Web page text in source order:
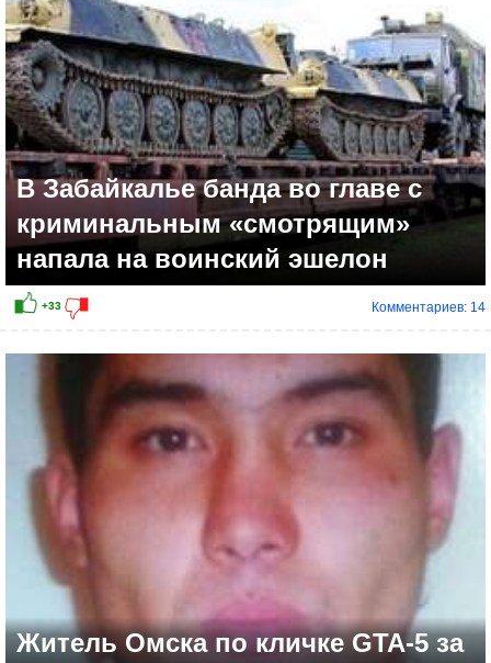
В Забайкалье банда во главе с
криминальным «смотрящим»
напала на воинский эшелон
Комментариев: 14
Житель Омска по кличке GTA-5 за